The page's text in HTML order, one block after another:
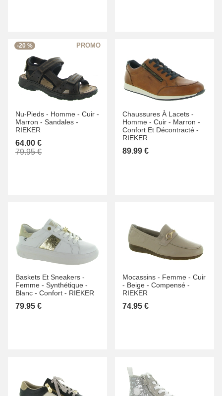
-20 %
Nu-Pieds - Homme - Cuir -
Marron - Sandales -
RIEKER
64.00 €
79.95 €
Chaussures À Lacets -
Homme - Cuir - Marron -
Confort Et Décontracté -
RIEKER
89.99 €
Baskets Et Sneakers -
Femme - Synthétique -
Blanc - Confort - RIEKER
79.95 €
Mocassins - Femme - Cuir
- Beige - Compensé -
RIEKER
74.95 €